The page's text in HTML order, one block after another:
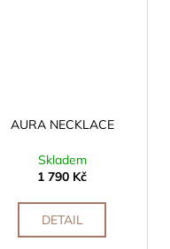
AURA NECKLACE
Skladem
1 790 Kč
DETAIL